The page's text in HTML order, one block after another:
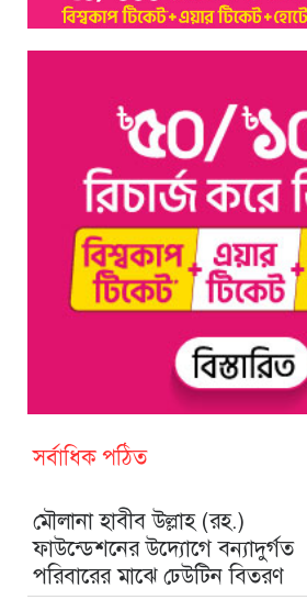
সর্বাধিক পঠিত
মৌলানা হাবীব উল্লাহ (রহ.)
ফাউন্ডেশনের উদ্যোগে বন্যাদুর্গত
পরিবারের মাঝে ঢেউটিন বিতরণ